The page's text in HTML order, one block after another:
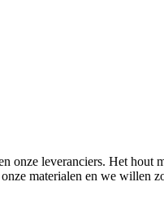
onze leveranciers. Het hout
materialen en we willen